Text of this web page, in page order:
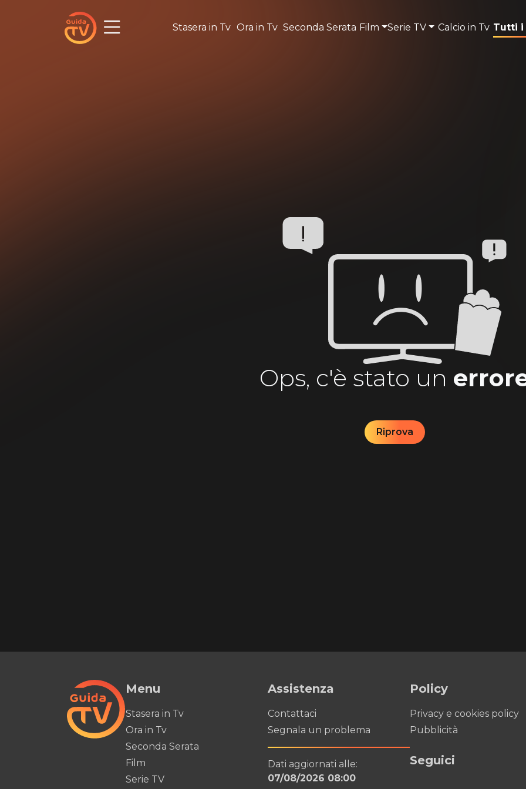
Stasera in Tv Ora in Tv Seconda Serata Film Serie TV Calcio in Tv Tutti i
Ops, c'è stato un
Riprova
Menu
Stasera in Tv
Ora in Tv
Seconda Serata
Film
Serie TV
Assistenza
Contattaci
Segnala un problema
Dati aggiornati alle:
07/08/2026 08:00
Policy
Privacy e cookies policy
Pubblicità
Seguici